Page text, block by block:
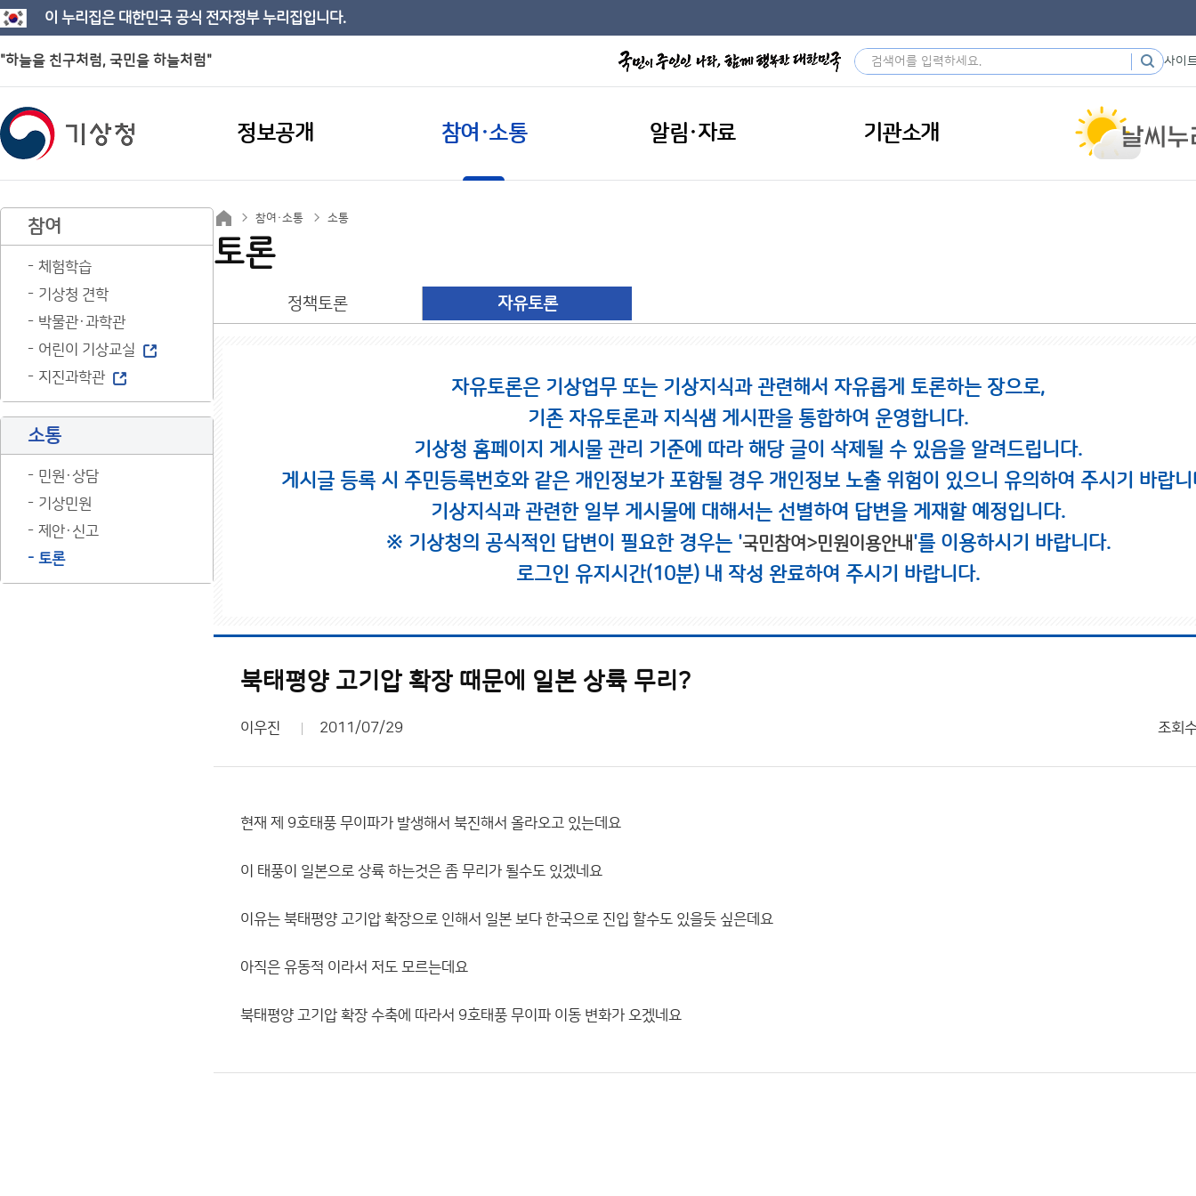
이 누리집은 대한민국 공식 전자정부 누리집입니다.
"하늘을 친구처럼, 국민을 하늘처럼" 사이
정보공개 참여·소통 알림·자료 기관소개
참여
체험학습
기상청 견학
박물관·과학관
어린이 기상교실
지진과학관
소통
민원·상담
기상민원
제안·신고
토론
참여·소통 소통
토론
정책토론 자유토론
자유토론은 기상업무 또는 기상지식과 관련해서 자유롭게 토론하는 장으로,
기존 자유토론과 지식샘 게시판을 통합하여 운영합니다.
기상청 홈페이지 게시물 관리 기준에 따라 해당 글이 삭제될 수 있음을 알려드립니다.
게시글 등록 시 주민등록번호와 같은 개인정보가 포함될 경우 개인정보 노출 위험이 있으니 유의하여 주시기 바랍니
기상지식과 관련한 일부 게시물에 대해서는 선별하여 답변을 게재할 예정입니다.
※ 기상청의 공식적인 답변이 필요한 경우는 '국민참여>민원이용안내'를 이용하시기 바랍니다.
로그인 유지시간(10분) 내 작성 완료하여 주시기 바랍니다.
북태평양 고기압 확장 때문에 일본 상륙 무리?
이우진 2011/07/29 조회
현재 제 9호태풍 무이파가 발생해서 북진해서 올라오고 있는데요
이 태풍이 일본으로 상륙 하는것은 좀 무리가 될수도 있겠네요
이유는 북태평양 고기압 확장으로 인해서 일본 보다 한국으로 진입 할수도 있을듯 싶은데요
아직은 유동적 이라서 저도 모르는데요
북태평양 고기압 확장 수축에 따라서 9호태풍 무이파 이동 변화가 오겠네요